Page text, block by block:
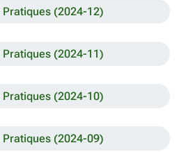
Pratiques (2024-12)
Pratiques (2024-11)
Pratiques (2024-10)
Pratiques (2024-09)